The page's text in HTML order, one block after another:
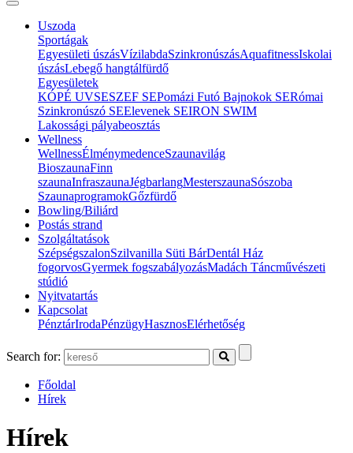
Uszoda
Sportágak
Egyesületi úszásVízilabdaSzinkronúszásAquafitnessIskolai
úszásLebegő hangtálfürdő
Egyesületek
KÓPÉ UVSESZEF SEPomázi Futó Bajnokok SERómai
Szinkronúszó SEElevenek SEIRON SWIM
Lakossági pályabeosztás
Wellness
WellnessÉlménymedenceSzaunavilág
BioszaunaFinn
szaunaInfraszaunaJégbarlangMesterszaunaSószoba
SzaunaprogramokGőzfürdő
Bowling/Biliárd
Postás strand
Szolgáltatások
SzépségszalonSzilvanilla Süti BárDentál Ház
fogorvosGyermek fogszabályozásMadách Táncművészeti
stúdió
Nyitvatartás
Kapcsolat
PénztárIrodaPénzügyHasznosElérhetőség
Search for:
Főoldal
Hírek
Hírek